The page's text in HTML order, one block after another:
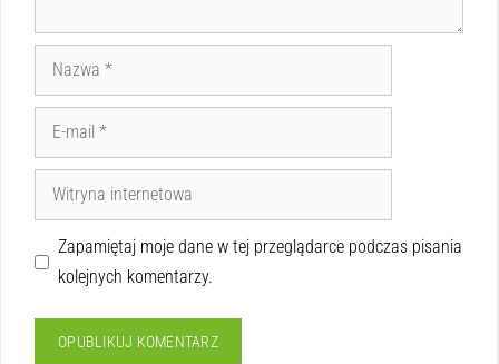
Zapamiętaj moje dane w tej przeglądarce podczas pisania
kolejnych komentarzy.